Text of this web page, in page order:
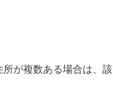
が複数ある場合は、